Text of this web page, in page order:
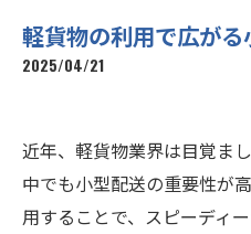
軽貨物の利用で広が
2025/04/21
近年、軽貨物業界は目覚ま
中でも小型配送の重要性が
用することで、スピーディ